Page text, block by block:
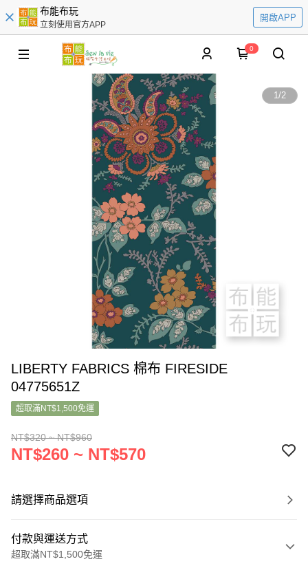
布能布玩
立刻使用官方APP
開啟APP
0
1/2
LIBERTY FABRICS 棉布 FIRESIDE
04775651Z
超取滿NT$1,500免運
NT$320 ~ NT$960
NT$260 ~ NT$570
請選擇商品選項
付款與運送方式
超取滿NT$1,500免運